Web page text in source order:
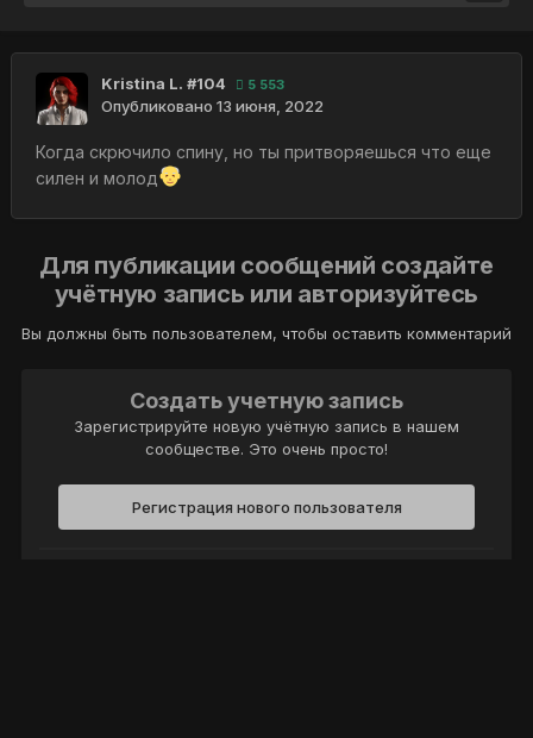
Kristina L. #104 5 553
Опубликовано 13 июня, 2022
Когда скрючило спину, но ты притворяешься что еще
силен и молод
Для публикации сообщений создайте
учётную запись или авторизуйтесь
Вы должны быть пользователем, чтобы оставить комментарий
Создать учетную запись
Зарегистрируйте новую учётную запись в нашем
сообществе. Это очень просто!
Регистрация нового пользователя